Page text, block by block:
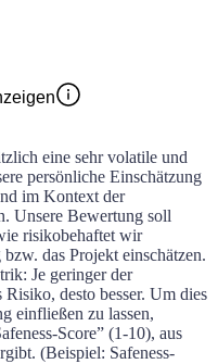
eine sehr volatile und
persönliche Einschätzung
im Kontext der
Unsere Bewertung soll
risikobehaftet wir
das Projekt einschätzen.
Je geringer der
desto besser. Um dies
einfließen zu lassen,
Score” (1-10), aus
(Beispiel: Safeness-